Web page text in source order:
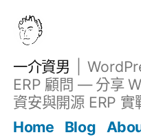
一介資男
ERP 顧問 — 分享
資安與開源 ERP 實
Home
Blog
文章